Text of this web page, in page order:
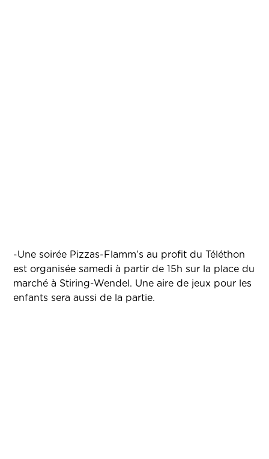
-Une soirée Pizzas-Flamm’s au profit du Téléthon
est organisée samedi à partir de 15h sur la place du
marché à Stiring-Wendel. Une aire de jeux pour les
enfants sera aussi de la partie.